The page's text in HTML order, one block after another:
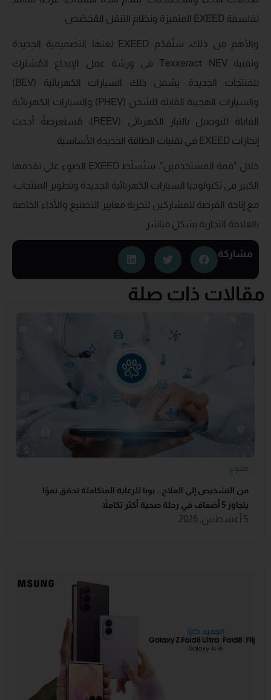
لفلسفة EXEED المتميزة ونظام التنقل المُخصّص.
والأهم من ذلك، ستُقدّم EXEED لغتها التصميمية الجديدة
وتقنية Texxeract NEV في ورشة عمل الإبداع المُشترك
للمنتجات الجديدة. يشمل ذلك السيارات الكهربائية (BEV)
والسيارات الهجينة القابلة للشحن (PHEV) والسيارات الكهربائية
القابلة للتوصيل بالتيار الكهربائي (REEV)، مُستعرضةً أحدث
إنجازات EXEED في تقنيات الطاقة الجديدة الأساسية.
خلال “قمة المستخدمين”، ستُسلّط EXEED الضوء على تقدمها
الكبير في تكنولوجيا السيارات الكهربائية الجديدة وتطوير المنتجات،
مع إتاحة الفرصة للمشاركين لتجربة معايير التصنيع والأداء الخاصة
بالعلامة التجارية بشكل مباشر.
مشاركة
مقالات ذات صلة
متنوع
من التشخيص إلى العلاج.. بوبا للرعاية المتكاملة تحقق نموًا
يتجاوز 5 أضعاف في رحلة صحية أكثر تكاملاً
5 أغسطس, 2026